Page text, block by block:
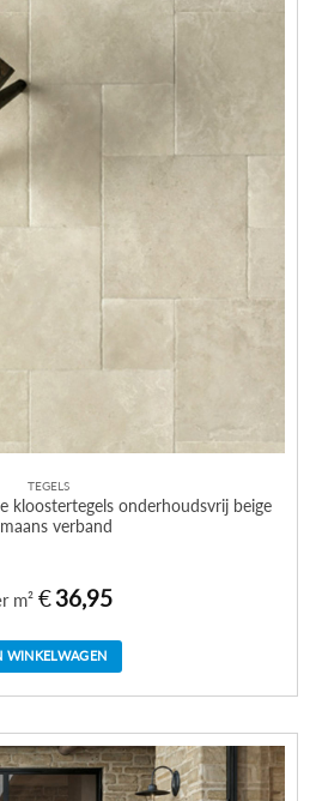
TEGELS
kloostertegels onderhoudsvrij beige
verband
m² €36,95
WINKELWAGEN